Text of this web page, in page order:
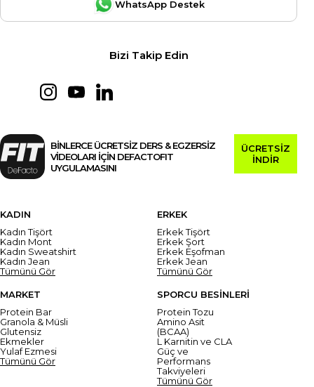
WhatsApp Destek
Bizi Takip Edin
BİNLERCE ÜCRETSİZ DERS & EGZERSİZ
VİDEOLARI İÇİN DEFACTOFIT
UYGULAMASINI
ÜCRETSİZ
İNDİR
KADIN
Kadın Tişört
Kadın Mont
Kadın Sweatshirt
Kadın Jean
Tümünü Gör
ERKEK
Erkek Tişört
Erkek Şort
Erkek Eşofman
Erkek Jean
Tümünü Gör
MARKET
Protein Bar
Granola & Müsli
Glutensiz
Ekmekler
Yulaf Ezmesi
Tümünü Gör
SPORCU BESİNLERİ
Protein Tozu
Amino Asit
(BCAA)
L Karnitin ve CLA
Güç ve
Performans
Takviyeleri
Tümünü Gör